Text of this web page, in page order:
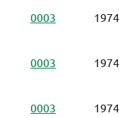
0003 1974
0003
1974
0003
1974